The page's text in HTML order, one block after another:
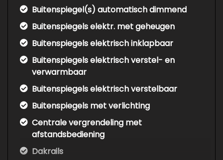
Buitenspiegel(s) automatisch dimmend
Buitenspiegels elektr. met geheugen
Buitenspiegels elektrisch inklapbaar
Buitenspiegels elektrisch verstel- en
verwarmbaar
Buitenspiegels elektrisch verstelbaar
Buitenspiegels met verlichting
Centrale vergrendeling met
afstandsbediening
Dakrails